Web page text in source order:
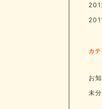
カ
お
未